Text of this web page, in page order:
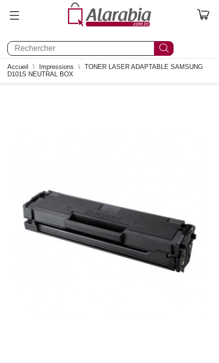
0
Accueil Impressions
TONER LASER ADAPTABLE SAMSUNG
D101S NEUTRAL BOX